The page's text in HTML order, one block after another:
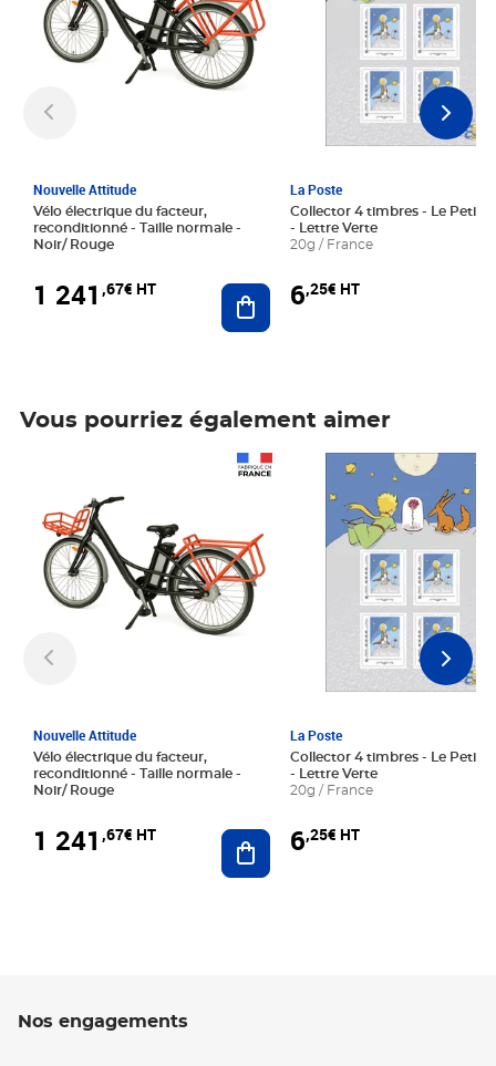
Nouvelle Attitude
Vélo électrique du facteur,
reconditionné - Taille normale -
Noir/ Rouge
1 241 ,67€ HT Ajouter au panier
La Poste
Collector 4 timbres - Le Petit
- Lettre Verte
20g / France
6,25€ HT
Vous pourriez également aimer
Nouvelle Attitude
Vélo électrique du facteur,
reconditionné - Taille normale -
Noir/ Rouge
1 241 ,67€ HT Ajouter au panier
La Poste
Collector 4 timbres - Le Petit
- Lettre Verte
20g / France
6,25€ HT
Prix 6,25€ HT
Nos engagements